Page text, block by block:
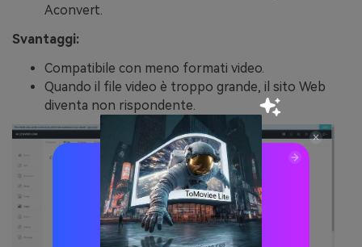
Aconvert.
Svantaggi:
Compatibile con meno formati video.
Quando il file video è troppo grande, il sito Web
diventa non rispondente.